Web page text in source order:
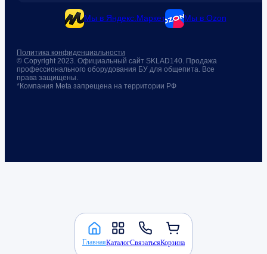
ГлавнаяКаталогСвязатьсяКорзина
Мы в Яндекс.Маркет Мы в Ozon
© Copyright 2023. Официальный сайт SKLAD140. Продажа
профессионального оборудования БУ для общепита. Все
права защищены.
*Компания Meta запрещена на территории РФ
Политика конфиденциальности